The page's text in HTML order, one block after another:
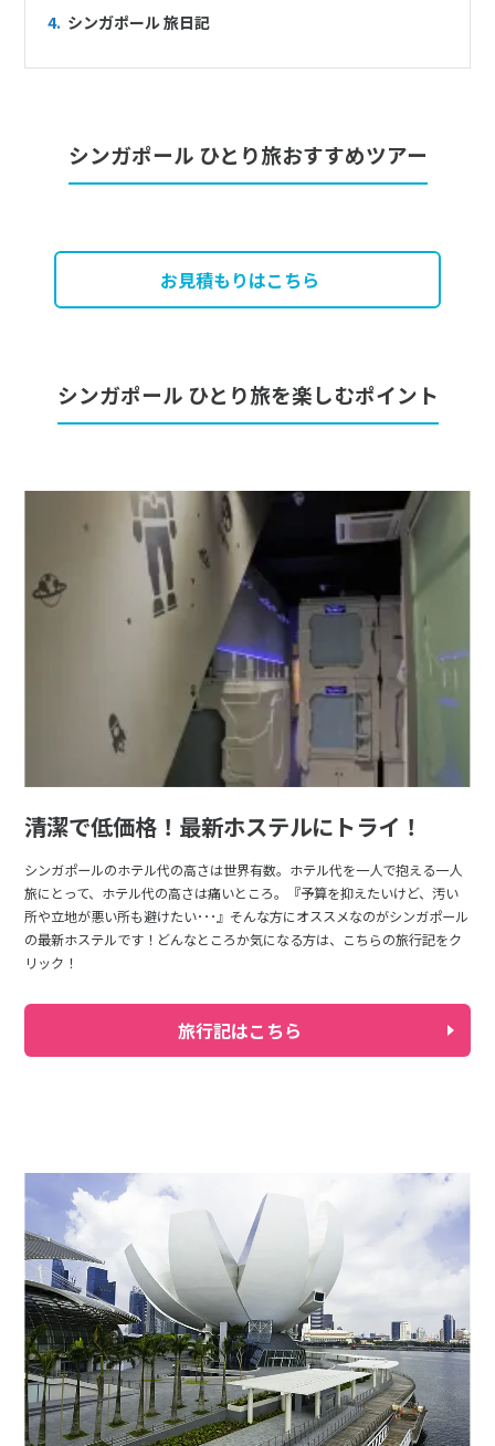
4. シンガポール 旅日記
シンガポール ひとり旅おすすめツアー
お見積もりはこちら
シンガポール ひとり旅を楽しむポイント
清潔で低価格！最新ホステルにトライ！
シンガポールのホテル代の高さは世界有数。ホテル代を一人で抱える一人
旅にとって、ホテル代の高さは痛いところ。『予算を抑えたいけど、汚い
所や立地が悪い所も避けたい･･･』そんな方にオススメなのがシンガポール
の最新ホステルです！どんなところか気になる方は、こちらの旅行記をク
リック！
旅行記はこちら